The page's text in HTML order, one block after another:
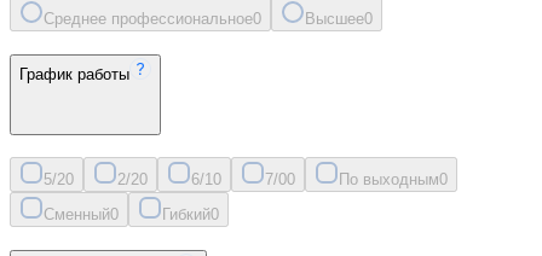
Среднее профессиональное0 Высшее0
График работы
5/20 2/20 6/10 7/00 По выходным0
Сменный0 Гибкий0